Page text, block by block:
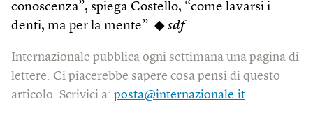
conoscenza”, spiega Costello, “come lavarsi i
denti, ma per la mente”. ◆ sdf
Internazionale pubblica ogni settimana una pagina di
lettere. Ci piacerebbe sapere cosa pensi di questo
articolo. Scrivici a: posta@internazionale.it